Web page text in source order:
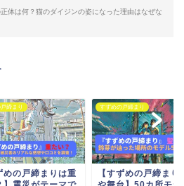
体は何？猫のダイジンの姿になった理由はなぜな
締まり
めの戸締まり聖地
すずめの戸締まり
【すずめの戸締まり